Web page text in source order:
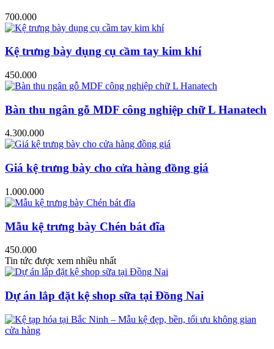
700.000
Kệ trưng bày dụng cụ cầm tay kim khí
450.000
Bàn thu ngân gỗ MDF công nghiệp chữ L Hanatech
4.300.000
Giá kệ trưng bày cho cửa hàng đồng giá
1.000.000
Mẫu kệ trưng bày Chén bát đĩa
450.000
Tin tức được xem nhiều nhất
Dự án lắp đặt kệ shop sữa tại Đồng Nai